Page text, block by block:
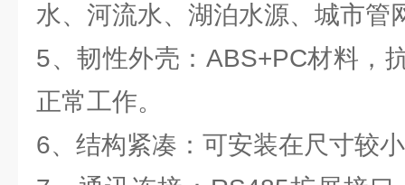
水、河流水、湖泊水源、城市管
5、韧性外壳：ABS+PC材料，
正常工作。
6、结构紧凑：可安装在尺寸较